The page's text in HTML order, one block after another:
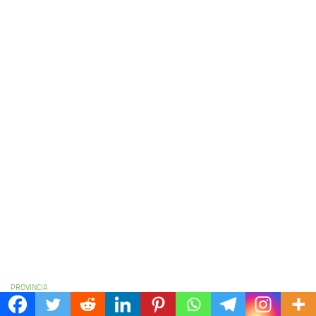
PROVINCIA
El Senado de Entre Ríos distingue a Emanuel Noir y se reconfigura el